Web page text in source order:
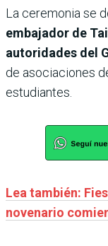
La ceremonia se
embajador de
autoridades del
de asociaciones
estudiantes.
Lea también:
novenario